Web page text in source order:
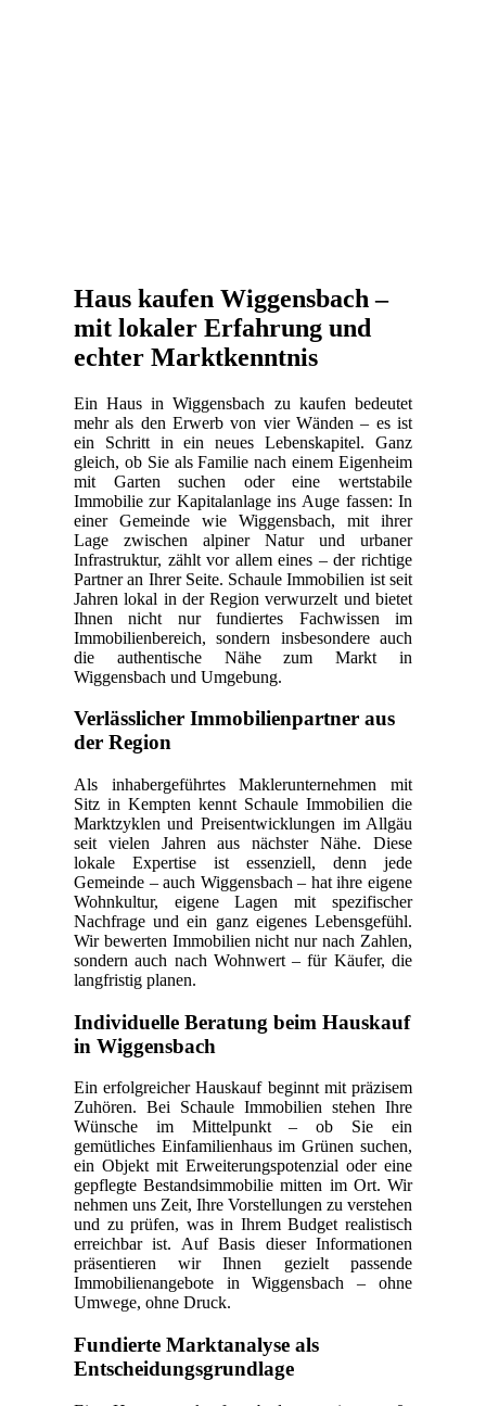
Haus kaufen Wiggensbach –
mit lokaler Erfahrung und
echter Marktkenntnis
Ein Haus in Wiggensbach zu kaufen bedeutet
mehr als den Erwerb von vier Wänden – es ist
ein Schritt in ein neues Lebenskapitel. Ganz
gleich, ob Sie als Familie nach einem Eigenheim
mit Garten suchen oder eine wertstabile
Immobilie zur Kapitalanlage ins Auge fassen: In
einer Gemeinde wie Wiggensbach, mit ihrer
Lage zwischen alpiner Natur und urbaner
Infrastruktur, zählt vor allem eines – der richtige
Partner an Ihrer Seite. Schaule Immobilien ist seit
Jahren lokal in der Region verwurzelt und bietet
Ihnen nicht nur fundiertes Fachwissen im
Immobilienbereich, sondern insbesondere auch
die authentische Nähe zum Markt in
Wiggensbach und Umgebung.
Verlässlicher Immobilienpartner aus
der Region
Als inhabergeführtes Maklerunternehmen mit
Sitz in Kempten kennt Schaule Immobilien die
Marktzyklen und Preisentwicklungen im Allgäu
seit vielen Jahren aus nächster Nähe. Diese
lokale Expertise ist essenziell, denn jede
Gemeinde – auch Wiggensbach – hat ihre eigene
Wohnkultur, eigene Lagen mit spezifischer
Nachfrage und ein ganz eigenes Lebensgefühl.
Wir bewerten Immobilien nicht nur nach Zahlen,
sondern auch nach Wohnwert – für Käufer, die
langfristig planen.
Individuelle Beratung beim Hauskauf
in Wiggensbach
Ein erfolgreicher Hauskauf beginnt mit präzisem
Zuhören. Bei Schaule Immobilien stehen Ihre
Wünsche im Mittelpunkt – ob Sie ein
gemütliches Einfamilienhaus im Grünen suchen,
ein Objekt mit Erweiterungspotenzial oder eine
gepflegte Bestandsimmobilie mitten im Ort. Wir
nehmen uns Zeit, Ihre Vorstellungen zu verstehen
und zu prüfen, was in Ihrem Budget realistisch
erreichbar ist. Auf Basis dieser Informationen
präsentieren wir Ihnen gezielt passende
Immobilienangebote in Wiggensbach – ohne
Umwege, ohne Druck.
Fundierte Marktanalyse als
Entscheidungsgrundlage